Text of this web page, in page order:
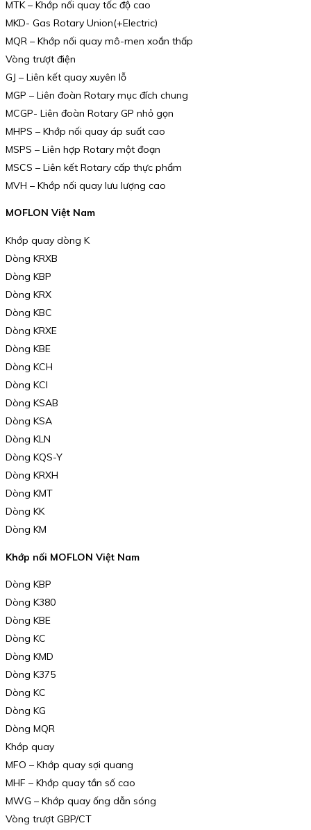
MTK – Khớp nối quay tốc độ cao
MKD- Gas Rotary Union(+Electric)
MQR – Khớp nối quay mô-men xoắn thấp
Vòng trượt điện
GJ – Liên kết quay xuyên lỗ
MGP – Liên đoàn Rotary mục đích chung
MCGP- Liên đoàn Rotary GP nhỏ gọn
MHPS – Khớp nối quay áp suất cao
MSPS – Liên hợp Rotary một đoạn
MSCS – Liên kết Rotary cấp thực phẩm
MVH – Khớp nối quay lưu lượng cao
MOFLON Việt Nam
Khớp quay dòng K
Dòng KRXB
Dòng KBP
Dòng KRX
Dòng KBC
Dòng KRXE
Dòng KBE
Dòng KCH
Dòng KCI
Dòng KSAB
Dòng KSA
Dòng KLN
Dòng KQS-Y
Dòng KRXH
Dòng KMT
Dòng KK
Dòng KM
Khớp nối MOFLON Việt Nam
Dòng KBP
Dòng K380
Dòng KBE
Dòng KC
Dòng KMD
Dòng K375
Dòng KC
Dòng KG
Dòng MQR
Khớp quay
MFO – Khớp quay sợi quang
MHF – Khớp quay tần số cao
MWG – Khớp quay ống dẫn sóng
Vòng trượt GBP/CT